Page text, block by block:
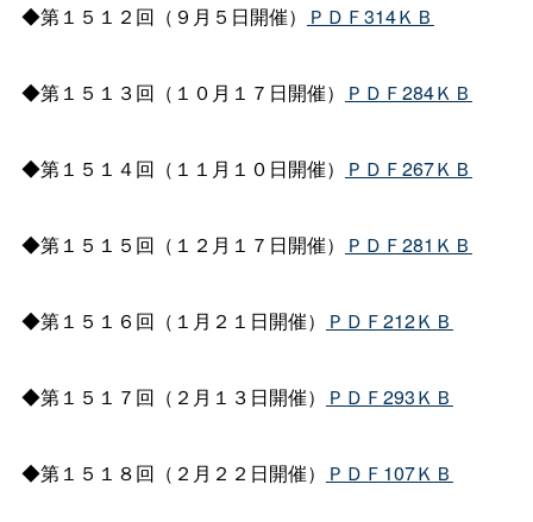
◆第１５１２回（９月５日開催） ＰＤＦ314ＫＢ
◆第１５１３回（１０月１７日開催） ＰＤＦ284ＫＢ
◆第１５１４回（１１月１０日開催） ＰＤＦ267ＫＢ
◆第１５１５回（１２月１７日開催） ＰＤＦ281ＫＢ
◆第１５１６回（１月２１日開催） ＰＤＦ212ＫＢ
◆第１５１７回（２月１３日開催） ＰＤＦ293ＫＢ
◆第１５１８回（２月２２日開催） ＰＤＦ107ＫＢ